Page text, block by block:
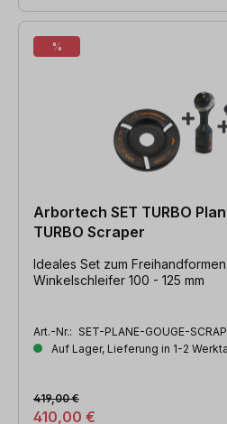
%
Arbortech SET TURBO
TURBO Scraper
Ideales Set zum
Winkelschleifer 100 - 125 mm
Art.-Nr.: SET-PLANE-GOUGE-
Auf Lager, Lieferung in 1-2
410,00 €
419,00 €